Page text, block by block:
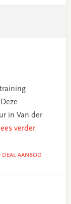
in Van der
verder
DEAL AANBOD